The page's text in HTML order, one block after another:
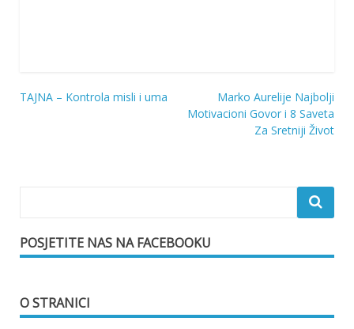
TAJNA – Kontrola misli i uma
Marko Aurelije Najbolji
Motivacioni Govor i 8 Saveta
Za Sretniji Život
POSJETITE NAS NA FACEBOOKU
O STRANICI